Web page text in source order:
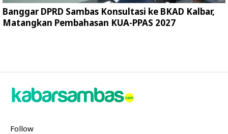
Banggar DPRD Sambas Konsultasi ke BKAD Kalbar,
Matangkan Pembahasan KUA-PPAS 2027
Follow